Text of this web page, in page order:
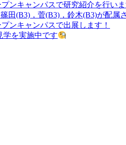
プンキャンパスで研究紹介を行いま
田(B3)，菅(B3)，鈴木(B3)が配属
ンキャンパスで出展します！
学を実施中です